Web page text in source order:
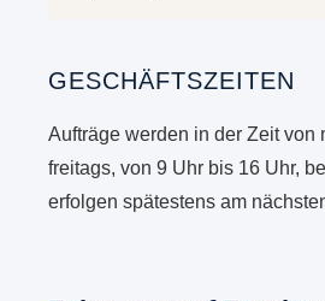
GESCHÄFTSZEITEN
Aufträge werden in der Zeit von
freitags, von 9 Uhr bis 16 Uhr,
erfolgen spätestens am